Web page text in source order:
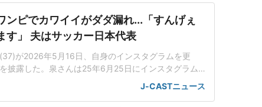
ンピでカワイイがダダ漏れ...「すんげぇ
す」 夫はサッカー日本代表
が2026年5月16日、自身のインスタグラムを更
披露した。泉さんは25年6月25日にインスタグラム
イデンVV所属のDF谷口彰悟選手(34)との結婚を発
杯北中米大会にのぞむ、日本代表メンバーに選出され
J-CASTニュース